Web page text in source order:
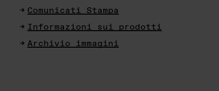
Comunicati Stampa
Informazioni sui prodotti
Archivio immagini